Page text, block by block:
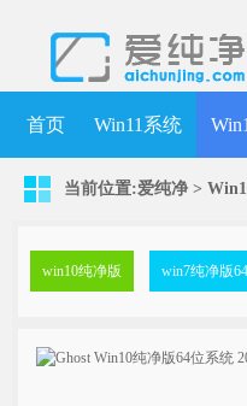
首页 Win11系统
当前位置:爱纯净 >
win10纯净版 win7纯净版